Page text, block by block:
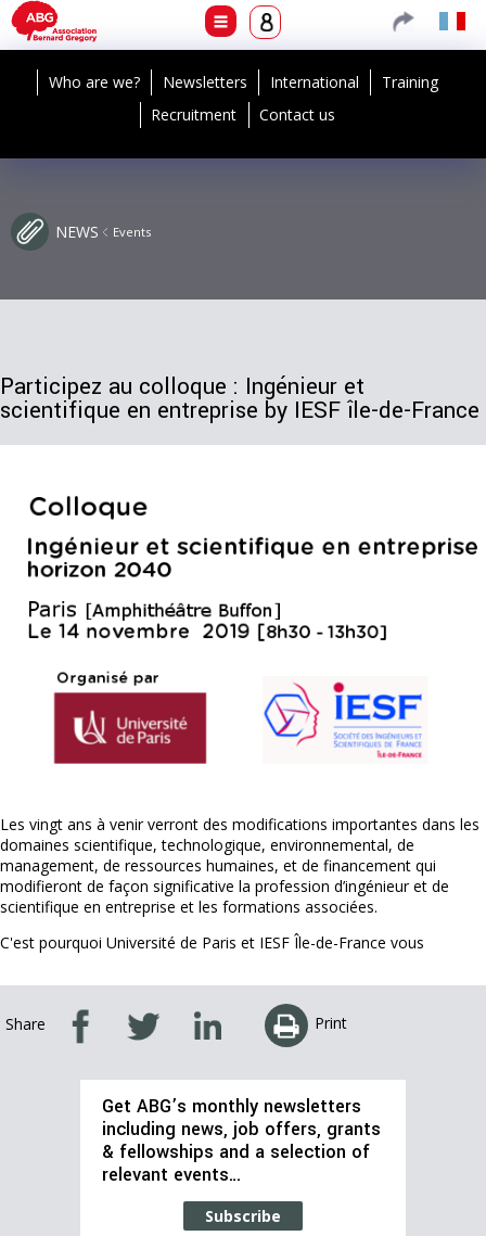
Who are we? Newsletters International
Training
Recruitment
Contact us
NEWS Events
Participez au colloque : Ingénieur et
scientifique en entreprise by IESF île-de-France
Les vingt ans à venir verront des modifications importantes dans les
domaines scientifique, technologique, environnemental, de
management, de ressources humaines, et de financement qui
modifieront de façon significative la profession d’ingénieur et de
scientifique en entreprise et les formations associées.
C'est pourquoi Université de Paris et IESF Île-de-France vous
Share Print
Get ABG’s monthly newsletters
including news, job offers, grants
& fellowships and a selection of
relevant events…
Subscribe